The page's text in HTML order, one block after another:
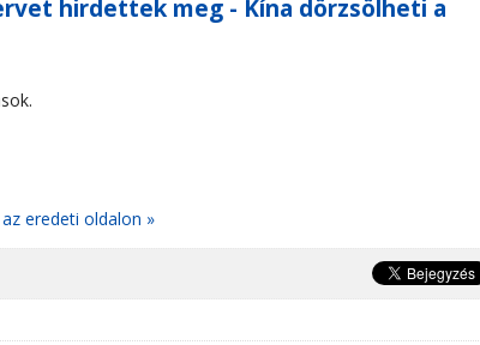
hirdettek meg - Kína dörzsölheti a
eredeti oldalon »